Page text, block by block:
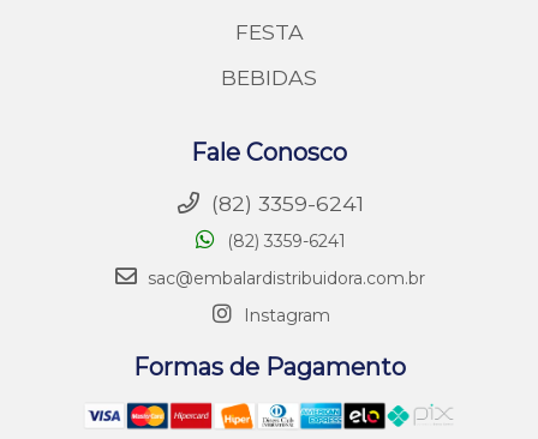
FESTA
BEBIDAS
Fale Conosco
(82) 3359-6241
(82) 3359-6241
sac@embalardistribuidora.com.br
Instagram
Formas de Pagamento